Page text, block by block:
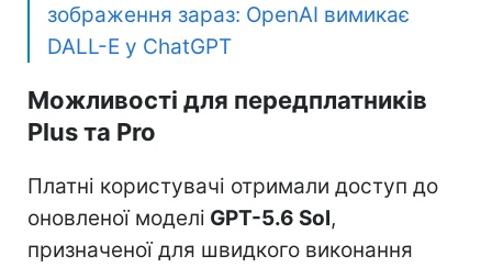
зображення зараз: OpenAI вимикає
DALL-E у ChatGPT
Можливості для передплатників
Plus та Pro
Платні користувачі отримали доступ до
оновленої моделі GPT-5.6 Sol,
призначеної для швидкого виконання